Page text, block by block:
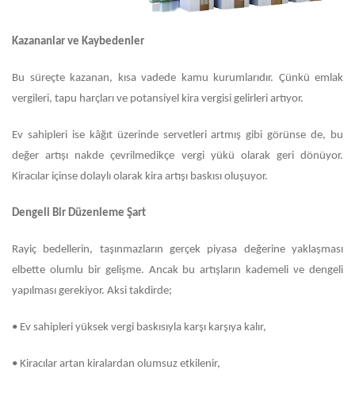
Kazananlar ve Kaybedenler
Bu süreçte kazanan, kısa vadede kamu kurumlarıdır. Çünkü emlak
vergileri, tapu harçları ve potansiyel kira vergisi gelirleri artıyor.
Ev sahipleri ise kâğıt üzerinde servetleri artmış gibi görünse de, bu
değer artışı nakde çevrilmedikçe vergi yükü olarak geri dönüyor.
Kiracılar içinse dolaylı olarak kira artışı baskısı oluşuyor.
Dengeli Bir Düzenleme Şart
Rayiç bedellerin, taşınmazların gerçek piyasa değerine yaklaşması
elbette olumlu bir gelişme. Ancak bu artışların kademeli ve dengeli
yapılması gerekiyor. Aksi takdirde;
• Ev sahipleri yüksek vergi baskısıyla karşı karşıya kalır,
• Kiracılar artan kiralardan olumsuz etkilenir,